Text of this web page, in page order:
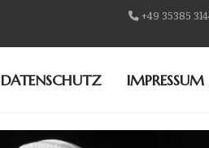
+49 35385
DATENSCHUTZ IMPRESSUM